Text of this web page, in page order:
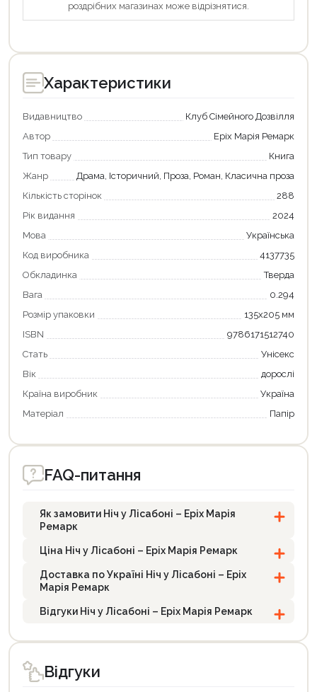
роздрібних магазинах може відрізнятися.
Характеристики
Видавництво
Клуб Сімейного Дозвілля
Автор
Еріх Марія Ремарк
Тип товару
Книга
Жанр
Драма, Історичний, Проза, Роман, Класична проза
Кількість сторінок
288
Рік видання
2024
Мова
Українська
Код виробника
4137735
Обкладинка
Тверда
Вага
0.294
Розмір упаковки
135х205 мм
ISBN
9786171512740
Стать
Унісекс
Вік
дорослі
Країна виробник
Україна
Матеріал
Папір
FAQ-питання
Як замовити Ніч у Лісабоні – Еріх Марія
Ремарк
Ціна Ніч у Лісабоні – Еріх Марія Ремарк
Доставка по Україні Ніч у Лісабоні – Еріх
Марія Ремарк
Відгуки Ніч у Лісабоні – Еріх Марія Ремарк
Відгуки